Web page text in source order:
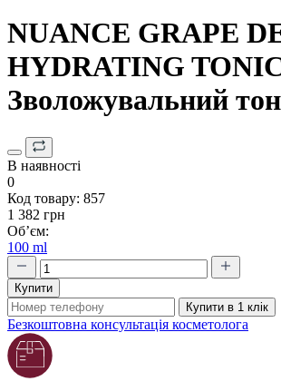
NUANCE GRAPE
HYDRATING
Зволожувальний
В наявності
0
Код товару: 857
1 382 грн
Об’єм:
100 ml
Купити
Купити в 1 клік
Безкоштовна консультація косметолога